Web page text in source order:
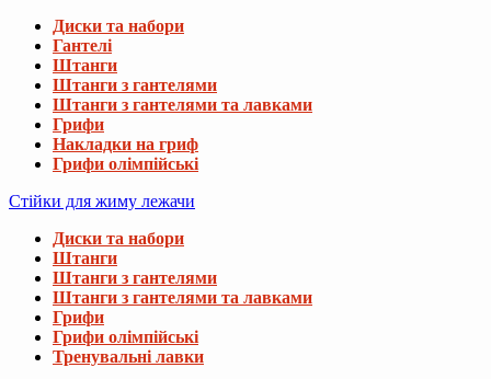
Диски та набори
Гантелі
Штанги
Штанги з гантелями
Штанги з гантелями та лавками
Грифи
Накладки на гриф
Грифи олімпійські
Стійки для жиму лежачи
Диски та набори
Штанги
Штанги з гантелями
Штанги з гантелями та лавками
Грифи
Грифи олімпійські
Тренувальні лавки